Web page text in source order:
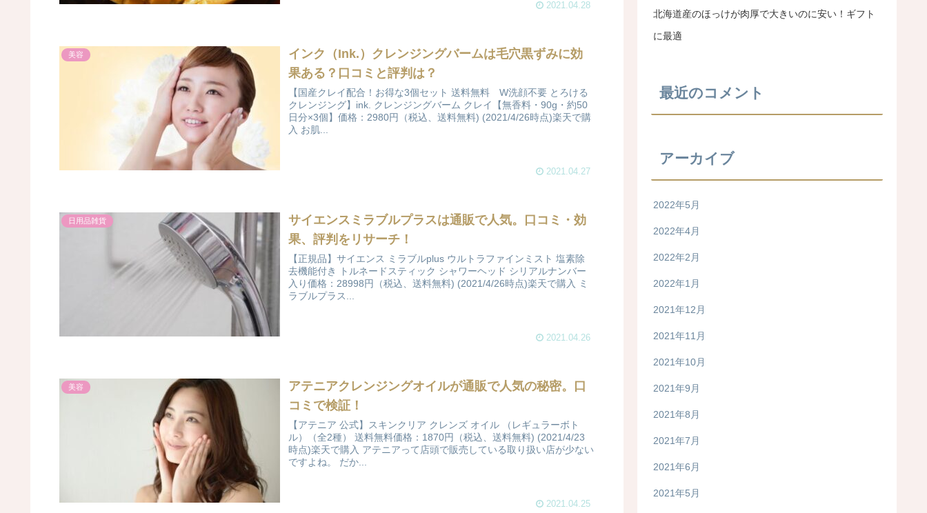
2021.04.28
美容
インク（Ink.）クレンジングバームは毛穴黒ずみに効
果ある？口コミと評判は？
【国産クレイ配合！お得な3個セット 送料無料 W洗顔不要 とろける
クレンジング】ink. クレンジングバーム クレイ【無香料・90g・約50
日分×3個】価格：2980円（税込、送料無料) (2021/4/26時点)楽天で購
入 お肌...
2021.04.27
日用品雑貨
サイエンスミラブルプラスは通販で人気。口コミ・効
果、評判をリサーチ！
【正規品】サイエンス ミラブルplus ウルトラファインミスト 塩素除
去機能付き トルネードスティック シャワーヘッド シリアルナンバー
入り価格：28998円（税込、送料無料) (2021/4/26時点)楽天で購入 ミ
ラブルプラス...
2021.04.26
美容
アテニアクレンジングオイルが通販で人気の秘密。口
コミで検証！
【アテニア 公式】スキンクリア クレンズ オイル （レギュラーボト
ル）（全2種） 送料無料価格：1870円（税込、送料無料) (2021/4/23
時点)楽天で購入 アテニアって店頭で販売している取り扱い店が少ない
ですよね。 だか...
2021.04.25
北海道産のほっけが肉厚で大きいのに安い！ギフト
に最適
最近のコメント
アーカイブ
2022年5月
2022年4月
2022年2月
2022年1月
2021年12月
2021年11月
2021年10月
2021年9月
2021年8月
2021年7月
2021年6月
2021年5月